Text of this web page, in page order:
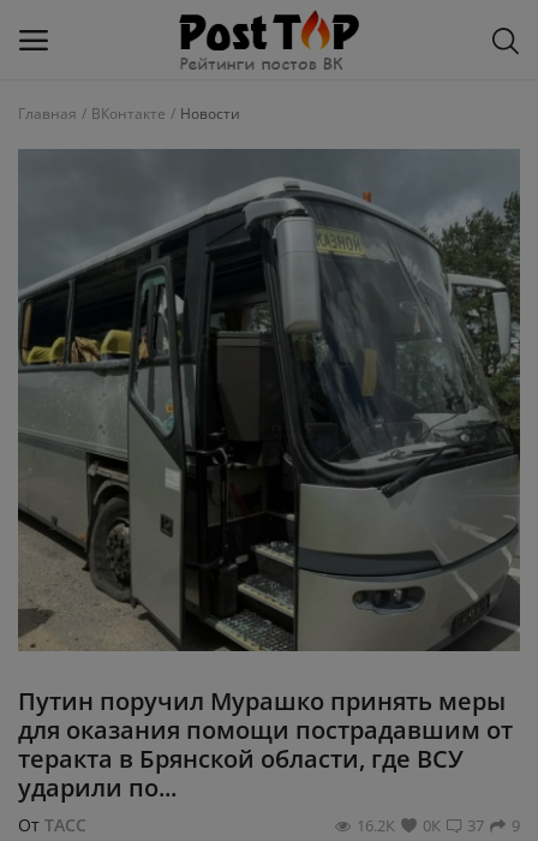
Избранное
Контакты
Статьи, обзоры
Войти
Регистрация
Главная ВКонтакте Новости
Путин поручил Мурашко принять меры
для оказания помощи пострадавшим от
теракта в Брянской области, где ВСУ
ударили по...
От ТАСС 9
37
0К
16.2К